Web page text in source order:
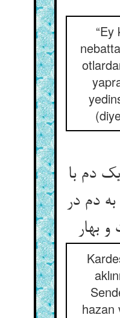
“Ey
دم با
دم در
بهار
hazan